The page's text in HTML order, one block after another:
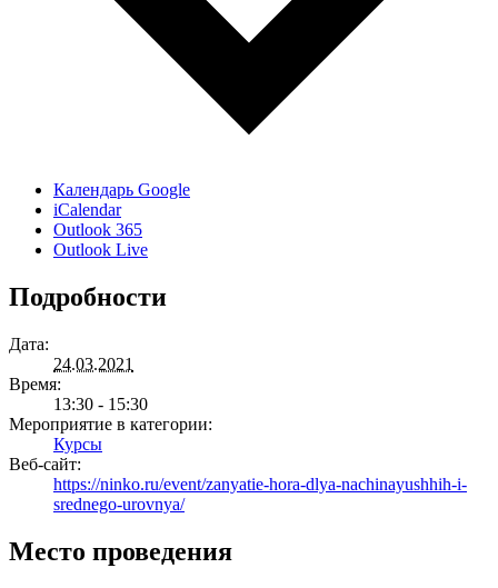
Календарь Google
iCalendar
Outlook 365
Outlook Live
Подробности
Дата:
24.03.2021
Время:
13:30 - 15:30
Мероприятие в категории:
Курсы
Веб-сайт:
https://ninko.ru/event/zanyatie-hora-dlya-nachinayushhih-i-
srednego-urovnya/
Место проведения